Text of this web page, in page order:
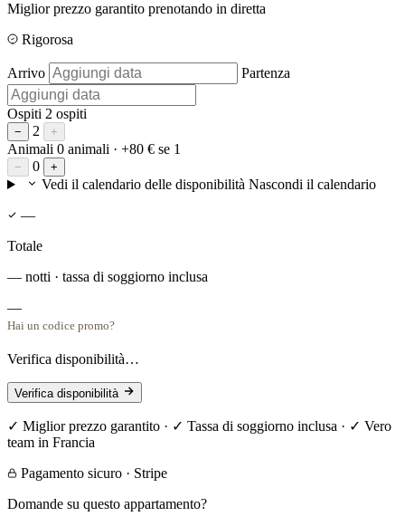
Miglior prezzo garantito prenotando in diretta
Rigorosa
Arrivo Partenza
Ospiti 2 ospiti
− 2 +
Animali 0 animali · +80 € se 1
− 0 +
Vedi il calendario delle disponibilità Nascondi il calendario
—
Totale
— notti · tassa di soggiorno inclusa
—
Hai un codice promo?
Verifica disponibilità…
Verifica disponibilità
✓ Miglior prezzo garantito · ✓ Tassa di soggiorno inclusa · ✓ Vero
team in Francia
Pagamento sicuro · Stripe
Domande su questo appartamento?